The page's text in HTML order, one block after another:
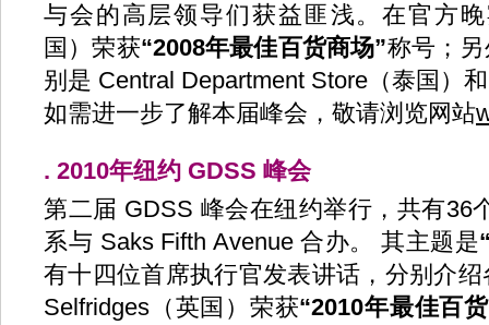
与会的高层领导们获益匪浅。在官方
国）荣获“2008年最佳百货商场”称号；
别是 Central Department Store（泰国）
如需进一步了解本届峰会，敬请浏览网站
. 2010年纽约 GDSS 峰会
第二届 GDSS 峰会在纽约举行，共有36
系与 Saks Fifth Avenue 合办。 其主题是
有十四位首席执行官发表讲话，分别介
Selfridges（英国）荣获“2010年最佳百